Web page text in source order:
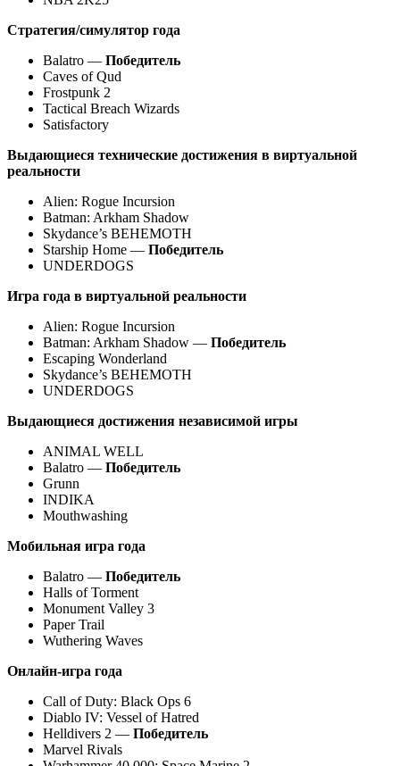
Стратегия/симулятор года
Balatro — Победитель
Caves of Qud
Frostpunk 2
Tactical Breach Wizards
Satisfactory
Выдающиеся технические достижения в виртуальной
реальности
Alien: Rogue Incursion
Batman: Arkham Shadow
Skydance’s BEHEMOTH
Starship Home — Победитель
UNDERDOGS
Игра года в виртуальной реальности
Alien: Rogue Incursion
Batman: Arkham Shadow — Победитель
Escaping Wonderland
Skydance’s BEHEMOTH
UNDERDOGS
Выдающиеся достижения независимой игры
ANIMAL WELL
Balatro — Победитель
Grunn
INDIKA
Mouthwashing
Мобильная игра года
Balatro — Победитель
Halls of Torment
Monument Valley 3
Paper Trail
Wuthering Waves
Онлайн-игра года
Call of Duty: Black Ops 6
Diablo IV: Vessel of Hatred
Helldivers 2 — Победитель
Marvel Rivals